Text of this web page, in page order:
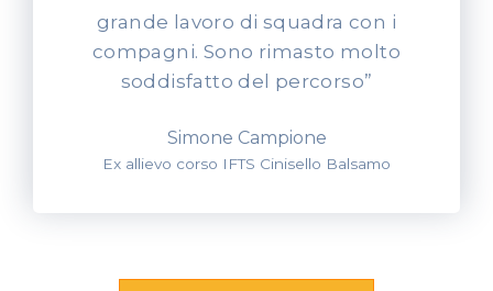
grande lavoro di squadra con i
compagni. Sono rimasto molto
soddisfatto del percorso”
Simone Campione
Ex allievo corso IFTS Cinisello Balsamo